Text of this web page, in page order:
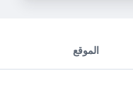
الموقع